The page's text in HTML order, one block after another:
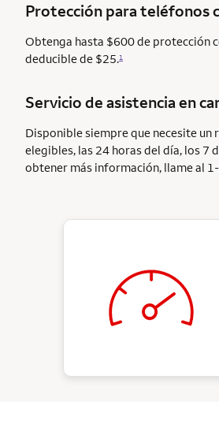
Protección para teléfonos
Obtenga hasta $600 de protección
deducible de $25.1
Servicio de asistencia en
Disponible siempre que necesite
elegibles, las 24 horas del día, los 7
obtener más información, llame al